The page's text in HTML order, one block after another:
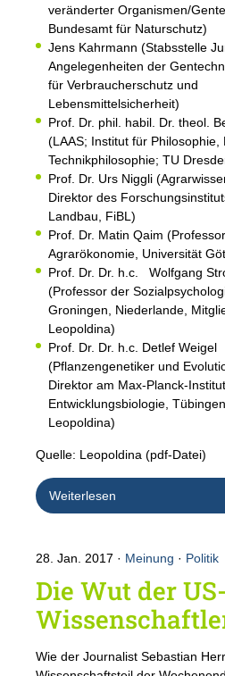
veränderter Organismen/
Bundesamt für Naturschutz)
Jens Kahrmann (Stabsstelle
Angelegenheiten der
für Verbraucherschutz und
Lebensmittelsicherheit)
Prof. Dr. phil. habil. Dr. theol.
(LAAS; Institut für Philosophie,
Technikphilosophie; TU
Prof. Dr. Urs Niggli
Direktor des
Landbau, FiBL)
Prof. Dr. Matin Qaim
Agrarökonomie, Universität
Prof. Dr. Dr. h.c. Wolfgang
(Professor der
Groningen, Niederlande,
Leopoldina)
Prof. Dr. Dr. h.c. Detlef Weigel
(Pflanzengenetiker und
Direktor am Max-Planck-
Entwicklungsbiologie,
Leopoldina)
Quelle: Leopoldina (pdf-Datei)
Weiterlesen
28. Jan. 2017 Meinung · Politik
Die Wut der US-
Wie der Journalist Sebastian